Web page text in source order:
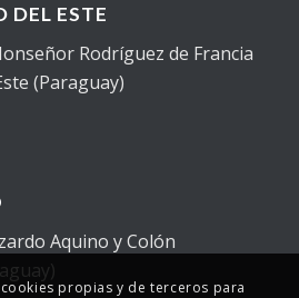
DEL ESTE
Rodríguez de Francia
(Paraguay)
Aquino y Colón
propias y de terceros para